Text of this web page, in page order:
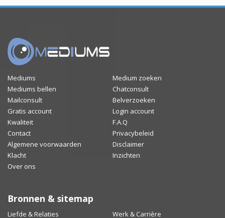
Mediums
Medium zoeken
Mediums bellen
Chatconsult
Mailconsult
Belverzoeken
Gratis account
Login account
Kwaliteit
F.A.Q
Contact
Privacybeleid
Algemene voorwaarden
Disclaimer
Klacht
Inzichten
Over ons
Bronnen & sitemap
Liefde & Relaties Werk & Carrière